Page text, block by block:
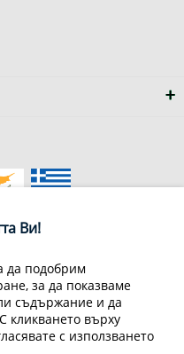
за доставка
Общи условия
Често задавани въпроси
Ви!
да подобрим
за да показваме
съдържание и да
кликването върху
с използването